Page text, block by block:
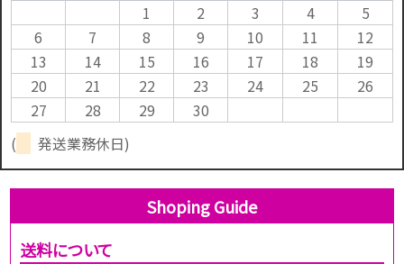
1
2 3 4
5
6
7 8 9 10 11
12
13
14 15 16 17 18
19
20
21 22 23 24 25
26
27
28 29
30
(
発送業務休日)
Shoping Guide
送料について